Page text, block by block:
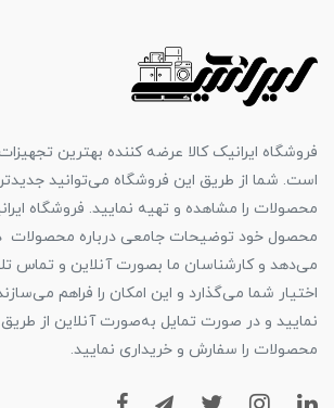
فروشگاه ایرانیک کالا عرضه کننده بهترین
است. شما از طریق این فروشگاه می‌توانید
محصولات را مشاهده و تهیه نمایید. فروشگاه
محصول خود توضیحات جامعی درباره محصولات در
می‌دهد و کارشناسان ما بصورت آنلاین و تماس
اختیار شما می‌گذارد و این امکان را فراهم
نمایید و در صورت تمایل به‌صورت آنلاین از طریق
محصولات را سفارش و خریداری نمایید.